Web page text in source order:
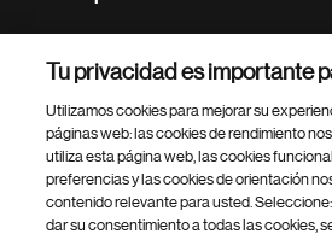
Footer Site Search
Tu privacidad es importante
Utilizamos cookies para mejorar su
páginas web: las cookies de rendimiento
utiliza esta página web, las cookies
preferencias y las cookies de orientación
contenido relevante para usted.
dar su consentimiento a todas las cookies,